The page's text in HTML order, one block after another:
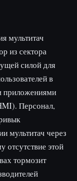
мультитач
из сектора
силой для
в
приложениями
Персонал,
мультитач через
отсутствие этой
тормозит